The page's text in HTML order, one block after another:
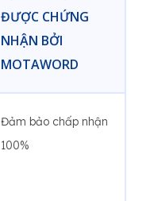
ĐƯỢC CHỨNG
NHẬN BỞI
MOTAWORD
Đảm bảo chấp nhận
100%